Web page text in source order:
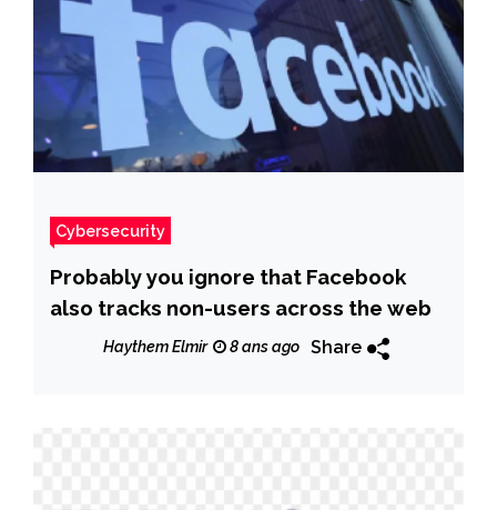
Cybersecurity
Probably you ignore that Facebook
also tracks non-users across the web
Haythem Elmir 8 ans ago Share